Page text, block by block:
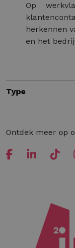
Op
herkennen
en het
Type
Ontdek meer op